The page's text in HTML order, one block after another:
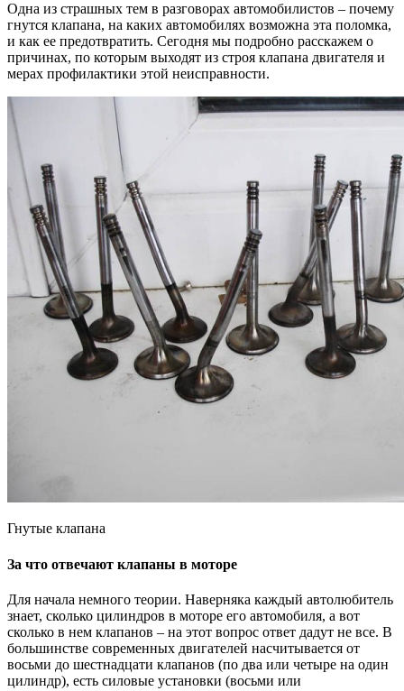
Одна из страшных тем в разговорах автомобилистов – почему
гнутся клапана, на каких автомобилях возможна эта поломка,
и как ее предотвратить. Сегодня мы подробно расскажем о
причинах, по которым выходят из строя клапана двигателя и
мерах профилактики этой неисправности.
Гнутые клапана
За что отвечают клапаны в моторе
Для начала немного теории. Наверняка каждый автолюбитель
знает, сколько цилиндров в моторе его автомобиля, а вот
сколько в нем клапанов – на этот вопрос ответ дадут не все. В
большинстве современных двигателей насчитывается от
восьми до шестнадцати клапанов (по два или четыре на один
цилиндр), есть силовые установки (восьми или